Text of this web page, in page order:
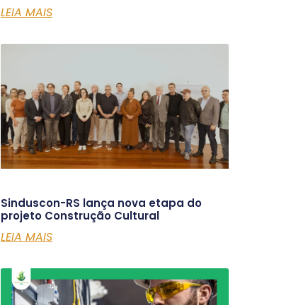
LEIA MAIS
Sinduscon-RS lança nova etapa do
projeto Construção Cultural
LEIA MAIS